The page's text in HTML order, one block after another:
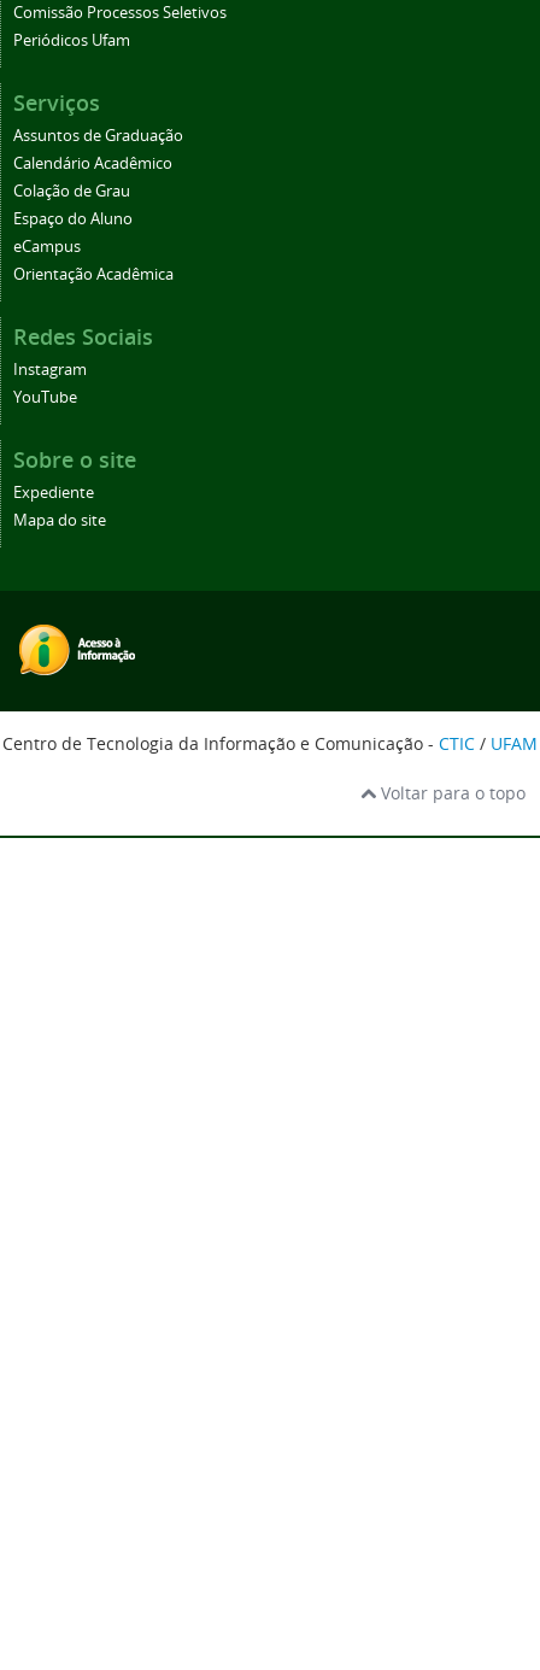
Comissão Processos Seletivos
Periódicos Ufam
Serviços
Assuntos de Graduação
Calendário Acadêmico
Colação de Grau
Espaço do Aluno
eCampus
Orientação Acadêmica
Redes Sociais
Instagram
YouTube
Sobre o site
Expediente
Mapa do site
Centro de Tecnologia da Informação e Comunicação - CTIC / UFAM
Voltar para o topo